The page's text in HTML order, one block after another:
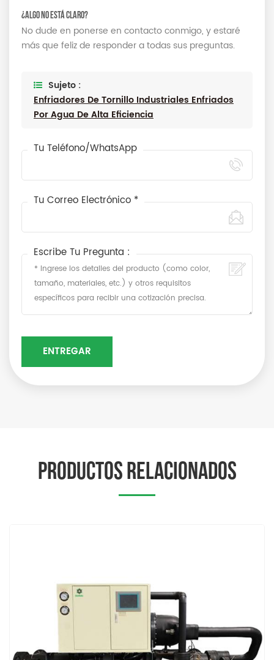
¿Algo no está claro?
No dude en ponerse en contacto conmigo, y estaré
más que feliz de responder a todas sus preguntas.
Sujeto :
Enfriadores De Tornillo Industriales Enfriados
Por Agua De Alta Eficiencia
Tu Teléfono/WhatsApp
Tu Correo Electrónico *
Escribe Tu Pregunta :
PRODUCTOS RELACIONADOS